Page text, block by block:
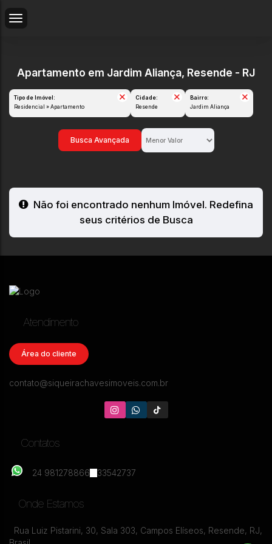
Apartamento em Jardim Aliança, Resende - RJ
Tipo de Imóvel:
Residencial » Apartamento
Cidade:
Resende
Bairro:
Jardim Aliança
Busca Avançada
Não foi encontrado nenhum Imóvel. Redefina
seus critérios de Busca
Atendimento
Área do cliente
contato@siqueirachavesimoveis.com.br
Contatos
24 981278866 33542737
Onde Estamos
Rua Luiz Pistarini, 30, Sala 303, Campos Elíseos, Resende, RJ,